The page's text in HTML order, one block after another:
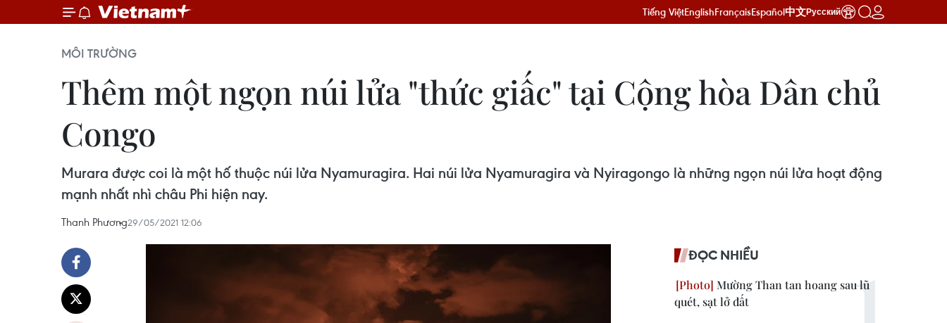
Tiếng ViệtEnglishFrançaisEspañol中文Русский
MÔI TRƯỜNG
Thêm một ngọn núi lửa "thức giấc" tại Cộng hòa Dân chủ
Congo
Murara được coi là một hố thuộc núi lửa Nyamuragira. Hai núi lửa Nyamuragira và Nyiragongo là những ngọn núi lửa hoạt động
mạnh nhất nhì châu Phi hiện nay.
Thanh Phương29/05/2021 12:06
ĐỌC NHIỀU
Mường Than tan hoang sau lũ
quét, sạt lở đất